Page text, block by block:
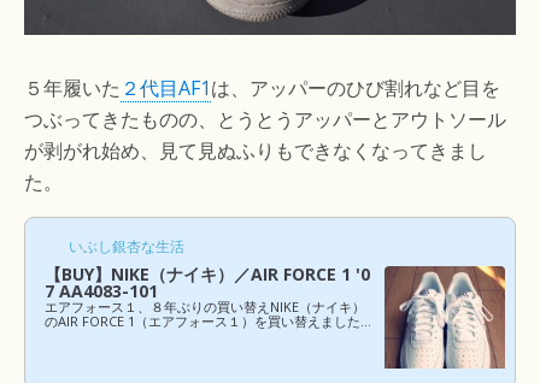
５年履いた ２代目AF1は、アッパーのひび割れなど目を
つぶってきたものの、とうとうアッパーとアウトソール
が剥がれ始め、見て見ぬふりもできなくなってきまし
た。
いぶし銀杏な生活
【BUY】NIKE（ナイキ）／AIR FORCE 1 '0
7 AA4083-101
エアフォース１、８年ぶりの買い替えNIKE（ナイキ）
のAIR FORCE 1（エアフォース１）を買い替えました。